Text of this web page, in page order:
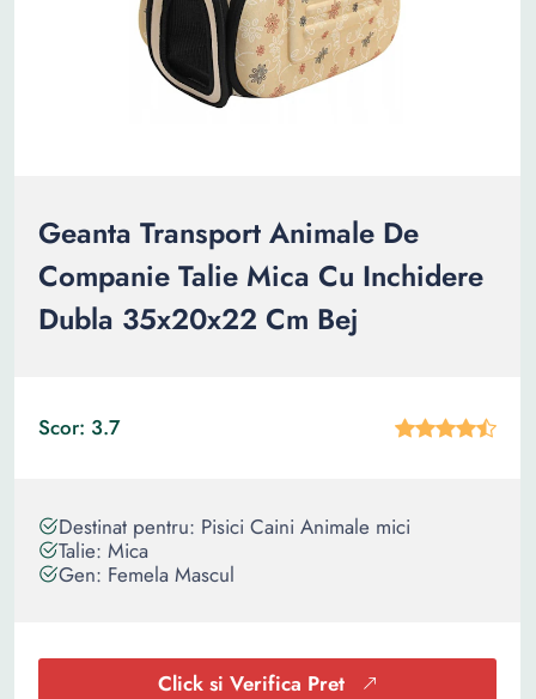
Geanta Transport Animale De
Companie Talie Mica Cu Inchidere
Dubla 35x20x22 Cm Bej
Scor: 3.7
Destinat pentru: Pisici Caini Animale mici
Talie: Mica
Gen: Femela Mascul
Click si Verifica Pret